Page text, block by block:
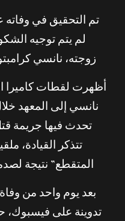
تم التحقيق في وفاته
لم يتم توجيه
زوجته، نانسي
أظهرت لقطات كاميرا
تحدث فيها جريمة
تتذكر القيادة،
المتقطع” نتيجة
بعد يوم واحد من
تدوينة على